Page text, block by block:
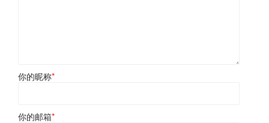
你的昵称*
你的邮箱*